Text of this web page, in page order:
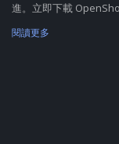
進。立即下載
閱讀更多